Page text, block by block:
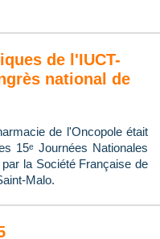
de l'IUCT-
national de
de l'Oncopole était
15ᵉ Journées Nationales
la Société Française de
Malo.